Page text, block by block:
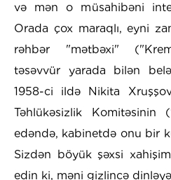
və mən o müsahibəni
Orada çox maraqlı, eyni
rəhbər "mətbəxi"
təsəvvür yarada bilən
1958-ci ildə Nikita
Təhlükəsizlik Komitəsinin
edəndə, kabinetdə onu bir
Sizdən böyük şəxsi
edin ki, məni gizlincə